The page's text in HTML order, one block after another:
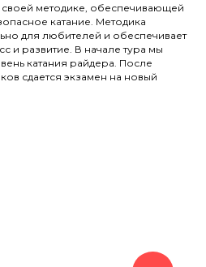
методике, обеспечивающей
катание. Методика
для любителей и обеспечивает
и развитие. В начале тура мы
катания райдера. После
сдается экзамен на новый